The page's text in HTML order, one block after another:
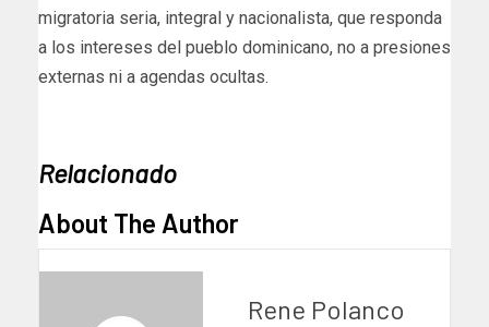
migratoria seria, integral y nacionalista, que responda
a los intereses del pueblo dominicano, no a presiones
externas ni a agendas ocultas.
Relacionado
About The Author
Rene Polanco